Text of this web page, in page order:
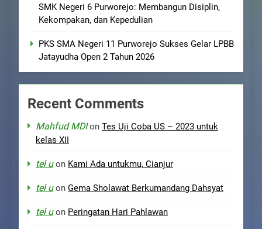
SMK Negeri 6 Purworejo: Membangun Disiplin,
Kekompakan, dan Kepedulian
PKS SMA Negeri 11 Purworejo Sukses Gelar LPBB
Jatayudha Open 2 Tahun 2026
Recent Comments
Mahfud MDIon Tes Uji Coba US – 2023 untuk
kelas XII
tel uon Kami Ada untukmu, Cianjur
tel uon Gema Sholawat Berkumandang Dahsyat
tel uon Peringatan Hari Pahlawan